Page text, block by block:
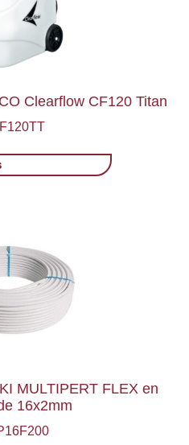
Clearflow CF120 Titan
MULTIPERT FLEX en
16x2mm